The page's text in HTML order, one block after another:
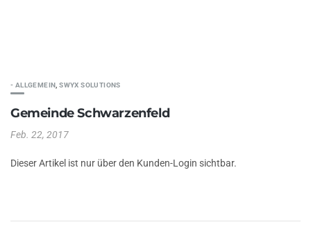
- ALLGEMEIN ,SWYX SOLUTIONS
Gemeinde Schwarzenfeld
Feb. 22, 2017
Dieser Artikel ist nur über den Kunden-Login sichtbar.